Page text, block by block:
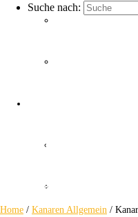
Suche nach:
Kanaren
Was Urlauber jetzt wissen
Home / Kanaren Allgemein /